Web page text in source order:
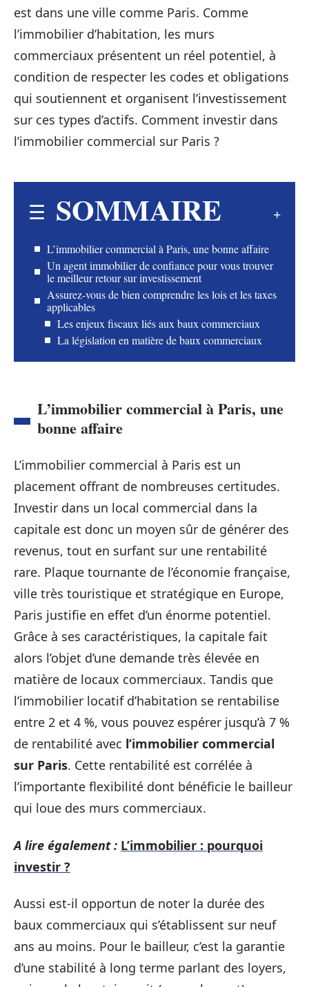
est dans une ville comme Paris. Comme
l’immobilier d’habitation, les murs
commerciaux présentent un réel potentiel, à
condition de respecter les codes et obligations
qui soutiennent et organisent l’investissement
sur ces types d’actifs. Comment investir dans
l’immobilier commercial sur Paris ?
SOMMAIRE
L’immobilier commercial à Paris, une bonne affaire
Un agent immobilier de confiance pour vous trouver
le meilleur retour sur investissement
Assurez-vous de bien comprendre les lois et les taxes
applicables
Les enjeux fiscaux liés aux baux commerciaux
La législation en matière de baux commerciaux
L’immobilier commercial à Paris, une
bonne affaire
L’immobilier commercial à Paris est un
placement offrant de nombreuses certitudes.
Investir dans un local commercial dans la
capitale est donc un moyen sûr de générer des
revenus, tout en surfant sur une rentabilité
rare. Plaque tournante de l’économie française,
ville très touristique et stratégique en Europe,
Paris justifie en effet d’un énorme potentiel.
Grâce à ses caractéristiques, la capitale fait
alors l’objet d’une demande très élevée en
matière de locaux commerciaux. Tandis que
l’immobilier locatif d’habitation se rentabilise
entre 2 et 4 %, vous pouvez espérer jusqu’à 7 %
de rentabilité avec l’immobilier commercial
sur Paris. Cette rentabilité est corrélée à
l’importante flexibilité dont bénéficie le bailleur
qui loue des murs commerciaux.
A lire également : L’immobilier : pourquoi
investir ?
Aussi est-il opportun de noter la durée des
baux commerciaux qui s’établissent sur neuf
ans au moins. Pour le bailleur, c’est la garantie
d’une stabilité à long terme parlant des loyers,